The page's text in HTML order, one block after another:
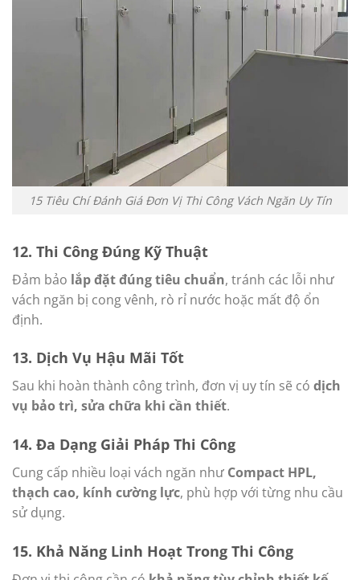
15 Tiêu Chí Đánh Giá Đơn Vị Thi Công Vách Ngăn Uy Tín
12. Thi Công Đúng Kỹ Thuật
Đảm bảo lắp đặt đúng tiêu chuẩn, tránh các lỗi như
vách ngăn bị cong vênh, rò rỉ nước hoặc mất độ ổn
định.
13. Dịch Vụ Hậu Mãi Tốt
Sau khi hoàn thành công trình, đơn vị uy tín sẽ có dịch
vụ bảo trì, sửa chữa khi cần thiết.
14. Đa Dạng Giải Pháp Thi Công
Cung cấp nhiều loại vách ngăn như Compact HPL,
thạch cao, kính cường lực, phù hợp với từng nhu cầu
sử dụng.
15. Khả Năng Linh Hoạt Trong Thi Công